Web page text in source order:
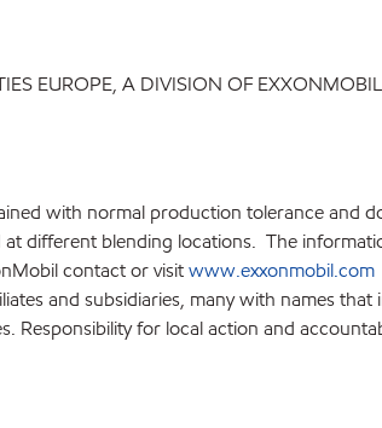
EUROPE, A DIVISION OF
with normal production tolerance
different blending locations. The
contact or visitwww.exxonmobil.com
and subsidiaries, many with names
Responsibility for local action and